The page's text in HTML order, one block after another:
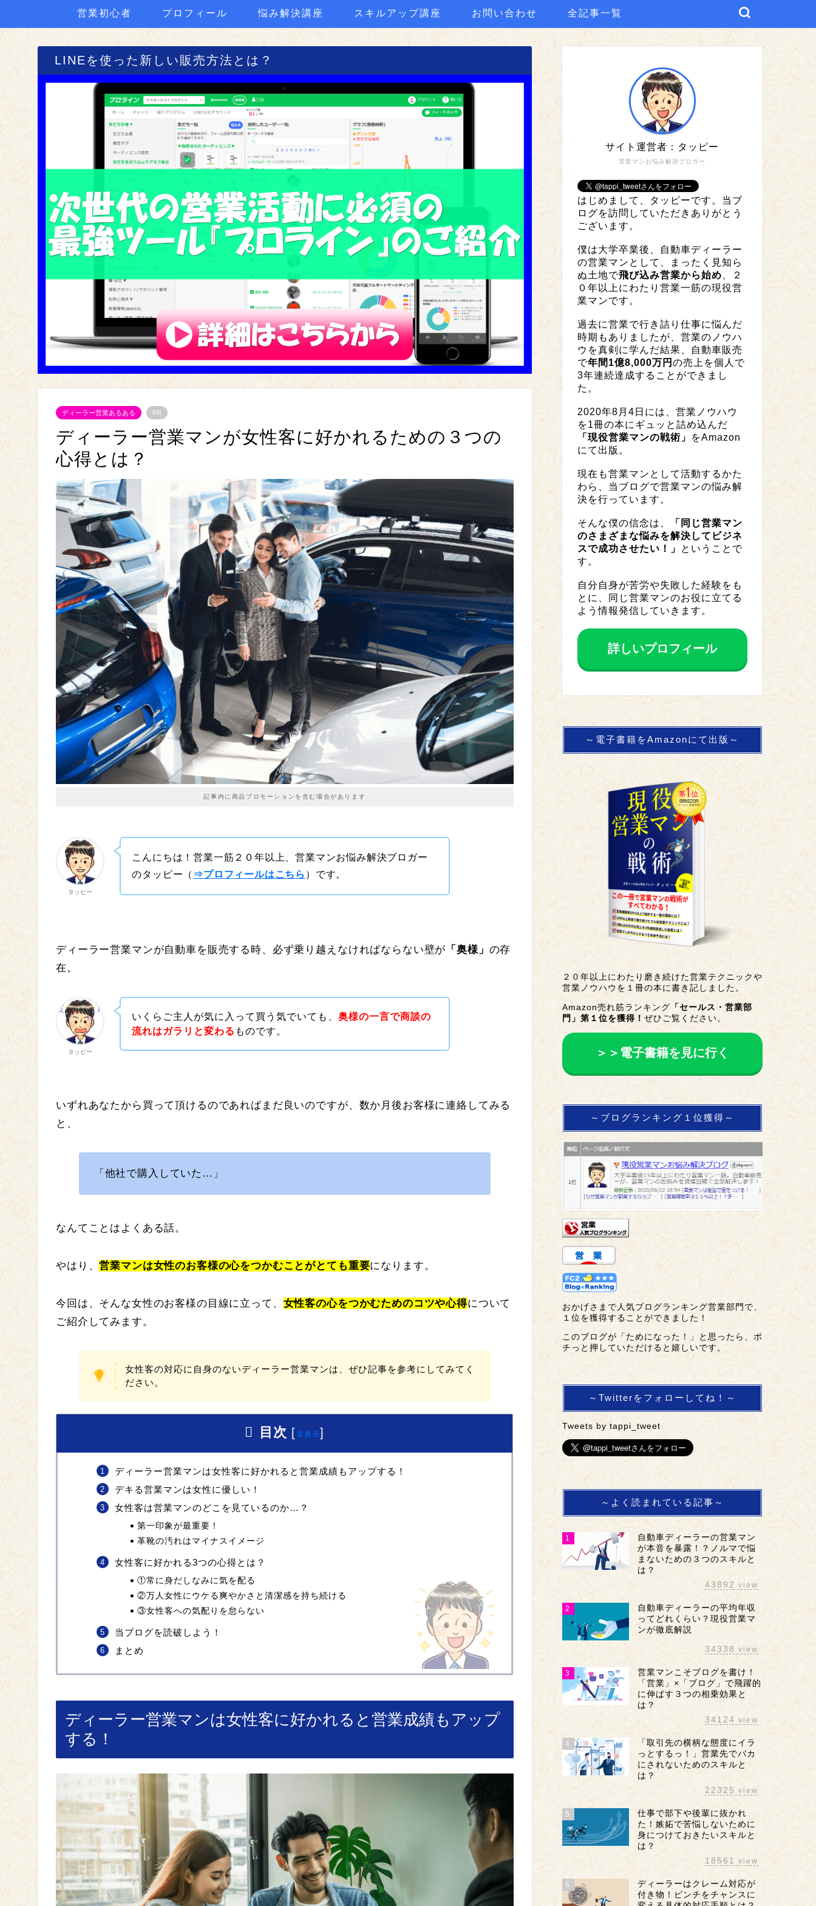
営業初心者 プロフィール 悩み解決講座 スキルアップ講座 お問い合わせ 全記事一覧
LINEを使った新しい販売方法とは？
ディーラー営業あるある PR
ディーラー営業マンが女性客に好かれるための３つの
心得とは？
記事内に商品プロモーションを含む場合があります
タッピー
こんにちは！営業一筋２０年以上、営業マンお悩み解決ブロガー
のタッピー（ ⇒プロフィールはこちら ）です。
ディーラー営業マンが自動車を販売する時、必ず乗り越えなければならない壁が 「奥様」 の存
在。
タッピー
いくらご主人が気に入って買う気でいても、奥様の一言で商談の
流れはガラリと変わる ものです。
いずれあなたから買って頂けるのであればまだ良いのですが、数か月後お客様に連絡してみる
と、
「他社で購入していた…」
なんてことはよくある話。
やはり、営業マンは女性のお客様の心をつかむことがとても重要になります。
今回は、そんな女性のお客様の目線に立って、 女性客の心をつかむためのコツや心得について
ご紹介してみます。
女性客の対応に自身のないディーラー営業マンは、ぜひ記事を参考にしてみてく
ださい。
目次 [非表示]
ディーラー営業マンは女性客に好かれると営業成績もアップする！
デキる営業マンは女性に優しい！
女性客は営業マンのどこを見ているのか…？
第一印象が最重要！
革靴の汚れはマイナスイメージ
女性客に好かれる3つの心得とは？
①常に身だしなみに気を配る
②万人女性にウケる爽やかさと清潔感を持ち続ける
③女性客への気配りを怠らない
当ブログを読破しよう！
まとめ
ディーラー営業マンは女性客に好かれると営業成績もアップ
する！
営業マンお悩み解決ブロガー
サイト運営者：タッピー
はじめまして、タッピーです。当ブ
ログを訪問していただきありがとう
ございます。
僕は大学卒業後、自動車ディーラー
の営業マンとして、まったく見知ら
ぬ土地で飛び込み営業から始め 、２
０年以上にわたり営業一筋の現役営
業マンです。
過去に営業で行き詰り仕事に悩んだ
時期もありましたが、営業のノウハ
ウを真剣に学んだ結果、自動車販売
で年間1億8,000万円 の売上を個人で
3年連続達成することができまし
た。
2020年8月4日には、営業ノウハウ
を1冊の本にギュッと詰め込んだ
「現役営業マンの戦術」
をAmazon
にて出版。
現在も営業マンとして活動するかた
わら、当ブログで営業マンの悩み解
決を行っています。
そんな僕の信念は、
「同じ営業マン
のさまざまな悩みを解決してビジネ
スで成功させたい！」
ということで
す。
自分自身が苦労や失敗した経験をも
とに、同じ営業マンのお役に立てる
よう情報発信していきます。
詳しいプロフィール
～電子書籍をAmazonにて出版～
２０年以上にわたり磨き続けた営業テクニックや
営業ノウハウを１冊の本に書き記しました。
Amazon売れ筋ランキング 「セールス・営業部
門」第１位を獲得！ ぜひご覧ください。
＞＞電子書籍を見に行く
～ブログランキング１位獲得～
おかげさまで人気ブログランキング営業部門で、
１位を獲得することができました！
このブログが「ためになった！」と思ったら、ポ
チっと押していただけると嬉しいです。
～Twitterをフォローしてね！～
Tweets by tappi_tweet
～よく読まれている記事～
1
自動車ディーラーの営業マン
が本音を暴露！？ノルマで悩
まないための３つのスキルと
は？
43892 view
2
自動車ディーラーの平均年収
ってどれくらい？現役営業マ
ンが徹底解説
34338 view
3
営業マンこそブログを書け！
「営業」×「ブログ」で飛躍的
に伸ばす３つの相乗効果と
は？
34124 view
4
「取引先の横柄な態度にイラ
っとするっ！」営業先でバカ
にされないためのスキルと
は？
22325 view
5
仕事で部下や後輩に抜かれ
た！嫉妬で苦悩しないために
身につけておきたいスキルと
は？
18561
view
6
ディーラーはクレーム対応が
付き物！ピンチをチャンスに